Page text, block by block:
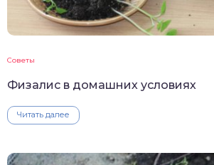
Советы
Физалис в домашних условиях
Читать далее